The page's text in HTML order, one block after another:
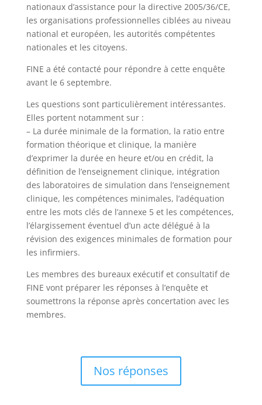
nationaux d’assistance pour la directive 2005/36/CE,
les organisations professionnelles ciblées au niveau
national et européen, les autorités compétentes
nationales et les citoyens.
FINE a été contacté pour répondre à cette enquête
avant le 6 septembre.
Les questions sont particulièrement intéressantes.
Elles portent notamment sur :
– La durée minimale de la formation, la ratio entre
formation théorique et clinique, la manière
d’exprimer la durée en heure et/ou en crédit, la
définition de l’enseignement clinique, intégration
des laboratoires de simulation dans l’enseignement
clinique, les compétences minimales, l’adéquation
entre les mots clés de l’annexe 5 et les compétences,
l’élargissement éventuel d’un acte délégué à la
révision des exigences minimales de formation pour
les infirmiers.
Les membres des bureaux exécutif et consultatif de
FINE vont préparer les réponses à l’enquête et
soumettrons la réponse après concertation avec les
membres.
Nos réponses